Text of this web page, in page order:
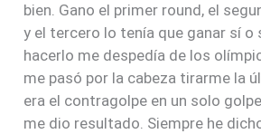
bien. Gano el primer round, el
y el tercero lo tenía que ganar sí o
hacerlo me despedía de los
me pasó por la cabeza tirarme la
era el contragolpe en un solo
me dio resultado. Siempre he